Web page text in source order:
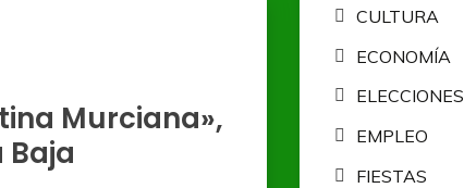
Murciana»,
CULTURA
ECONOMÍA
ELECCIONES
EMPLEO
FIESTAS